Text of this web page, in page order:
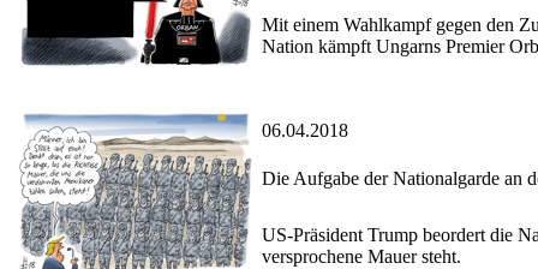
Mit einem Wahlkampf gegen den
Nation kämpft Ungarns Premier
06.04.2018
Die Aufgabe der Nationalgarde an
US-Präsident Trump beordert die
versprochene Mauer steht.